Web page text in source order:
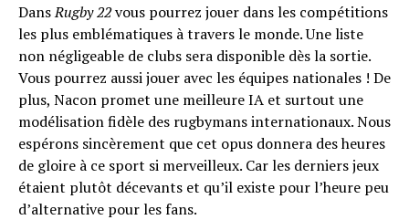
DansRugby 22vous pourrez jouer dans les compétitions
les plus emblématiques à travers le monde. Une liste
non négligeable de clubs sera disponible dès la sortie.
Vous pourrez aussi jouer avec les équipes nationales ! De
plus, Nacon promet une meilleure IA et surtout une
modélisation fidèle des rugbymans internationaux. Nous
espérons sincèrement que cet opus donnera des heures
de gloire à ce sport si merveilleux. Car les derniers jeux
étaient plutôt décevants et qu’il existe pour l’heure peu
d’alternative pour les fans.